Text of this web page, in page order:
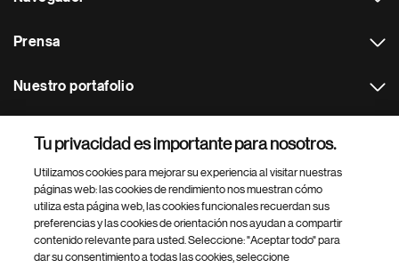
Prensa
Nuestro portafolio
Footer Site Search
Tu privacidad es importante para nosotros.
Utilizamos cookies para mejorar su experiencia al visitar nuestras
páginas web: las cookies de rendimiento nos muestran cómo
utiliza esta página web, las cookies funcionales recuerdan sus
preferencias y las cookies de orientación nos ayudan a compartir
contenido relevante para usted. Seleccione: "Aceptar todo" para
dar su consentimiento a todas las cookies, seleccione